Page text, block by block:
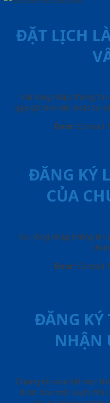
ĐẶT LỊCH
Vui lòng nhập thông tin
gặp gỡ làm việc hoăc tư
Error: Contact
ĐĂNG KÝ
CỦA
Vui lòng nhập thông tin
Error: Contact
ĐĂNG
NHẬN
Chúng tôi cam kết mọi
được bảo mật tuyệt đối